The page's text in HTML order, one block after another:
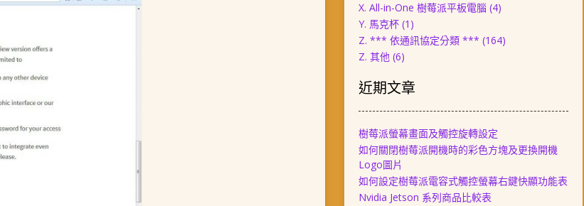
X. All-in-One 樹莓派平板電腦 (4)
Y. 馬克杯 (1)
Z. *** 依通訊協定分類 *** (164)
Z. 其他 (6)
近期文章
樹莓派螢幕畫面及觸控旋轉設定
如何關閉樹莓派開機時的彩色方塊及更換開機
Logo圖片
如何設定樹莓派電容式觸控螢幕右鍵快顯功能表
Nvidia Jetson 系列商品比較表